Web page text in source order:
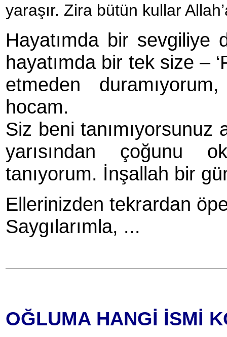
yaraşır. Zira bütün kullar
Hayatımda bir sevgiliye
hayatımda bir tek size –
etmeden
hocam.
Siz beni
yarısından çoğunu
tanıyorum. İnşallah bir
Ellerinizden tekrardan
Saygılarımla, ...
OĞLUMA HANGİ İSMİ